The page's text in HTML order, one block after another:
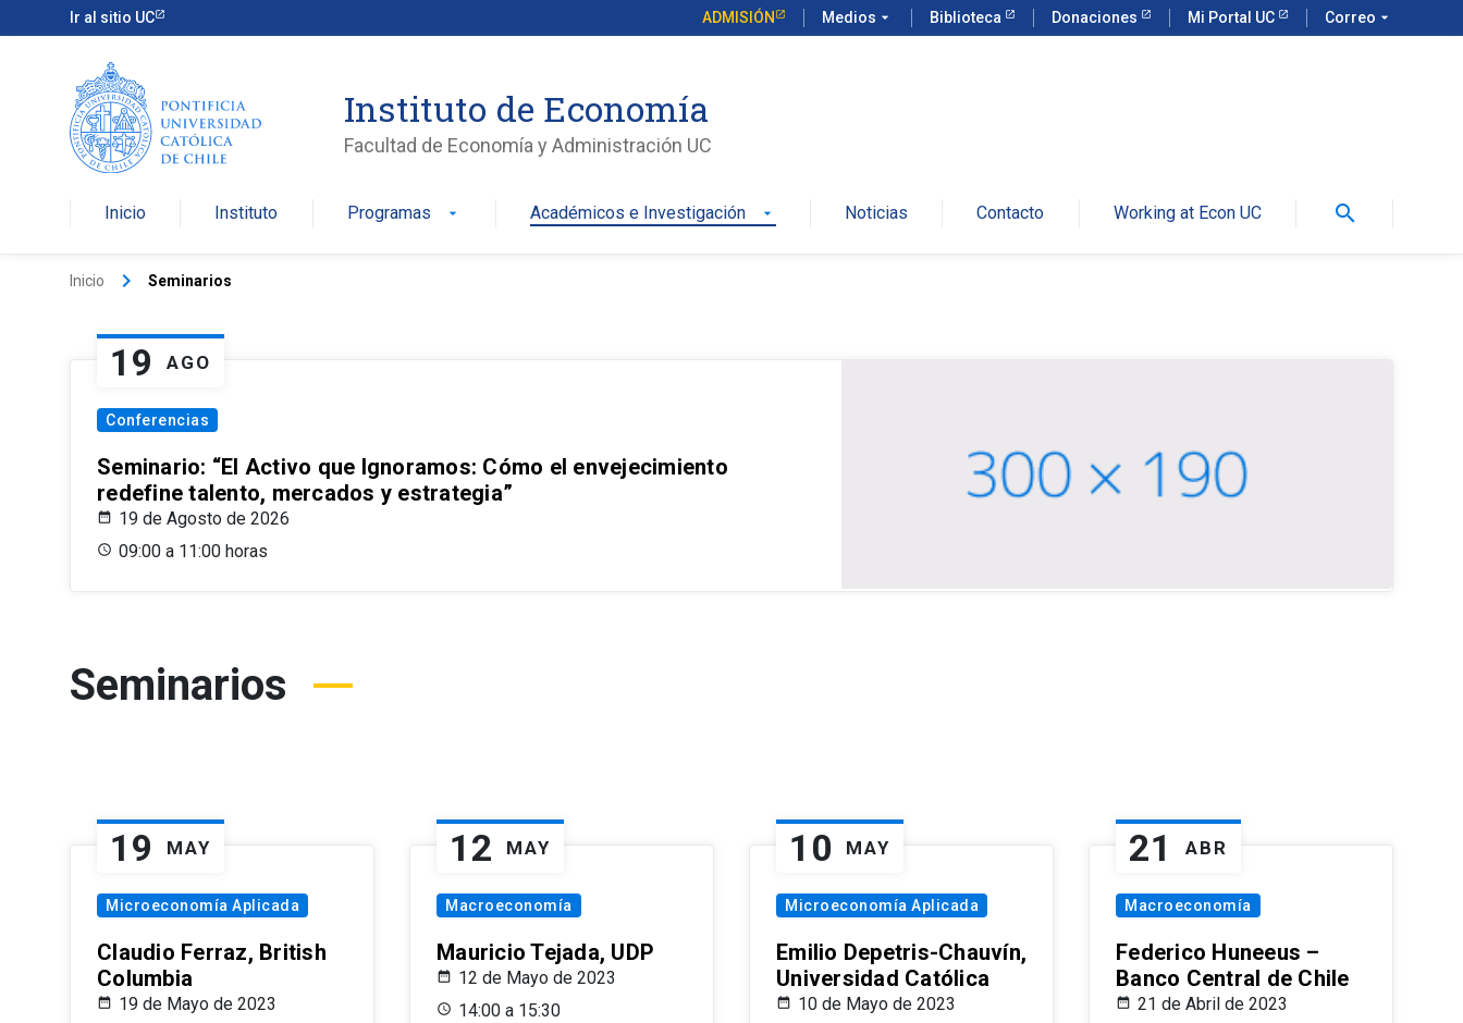
Ir al sitio UC ADMISIÓN Medios arrow_drop_down Biblioteca Donaciones Mi Portal UC Correo arrow_drop_down
Instituto de Economía
Facultad de Economía y Administración UC
Inicio Instituto Programas arrow_drop_down Académicos e Investigación arrow_drop_down Noticias Contacto Working at Econ UC search
Inicio keyboard_arrow_right Seminarios
19 AGO
Conferencias
Seminario: “El Activo que Ignoramos: Cómo el envejecimiento
redefine talento, mercados y estrategia”
19 de Agosto de 2026
09:00 a 11:00 horas
Seminarios
19 MAY
Microeconomía Aplicada
Claudio Ferraz, British
Columbia
19 de Mayo de 2023
12 MAY
Macroeconomía
Mauricio Tejada, UDP
12 de Mayo de 2023
14:00 a 15:30
10 MAY
Microeconomía Aplicada
Emilio Depetris-Chauvín,
Universidad Católica
10 de Mayo de 2023
21 ABR
Macroeconomía
Federico Huneeus –
Banco Central de Chile
21 de Abril de 2023